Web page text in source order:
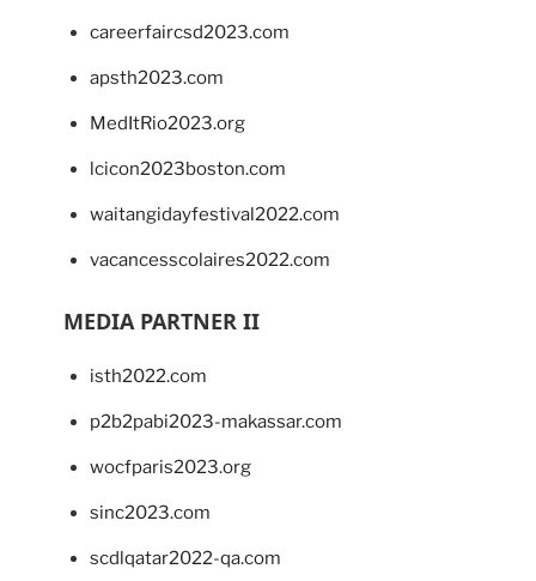
careerfaircsd2023.com
apsth2023.com
MedItRio2023.org
lcicon2023boston.com
waitangidayfestival2022.com
vacancesscolaires2022.com
MEDIA PARTNER II
isth2022.com
p2b2pabi2023-makassar.com
wocfparis2023.org
sinc2023.com
scdlqatar2022-qa.com